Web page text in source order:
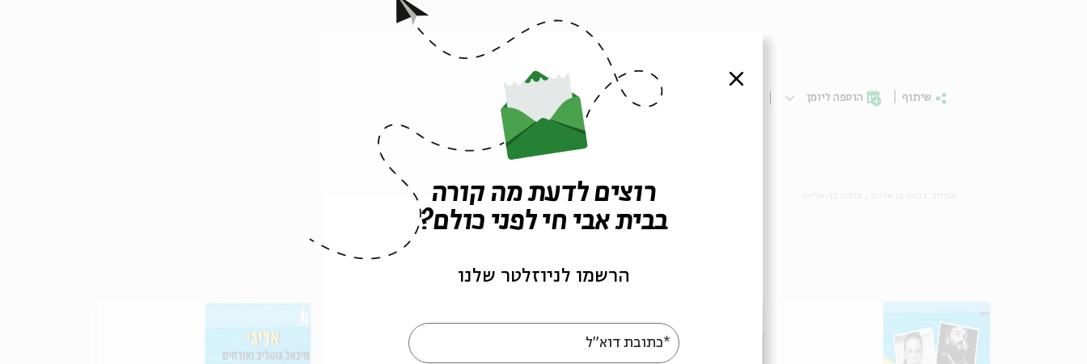
שיתוף הוספה ליומן הרשמה לאירועים דומים
סגור
רוצים לדעת מה קורה
בבית אבי חי לפני כולם?
הרשמו לניוזלטר שלנו
*כתובת דוא"ל